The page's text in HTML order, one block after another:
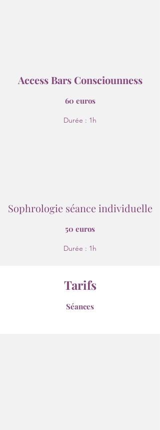
Access Bars Consciounness
60 euros
Durée : 1h
Sophrologie séance individuelle
50 euros
Durée : 1h
Tarifs
Séances